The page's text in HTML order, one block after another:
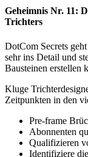
Geheimnis Nr. 11:
Trichters
DotCom Secrets
sehr ins Detail und
Bausteinen erstellen
Kluge
Zeitpunkten in den
Pre-frame
Abonnenten
Qualifizieren
Identifiziere